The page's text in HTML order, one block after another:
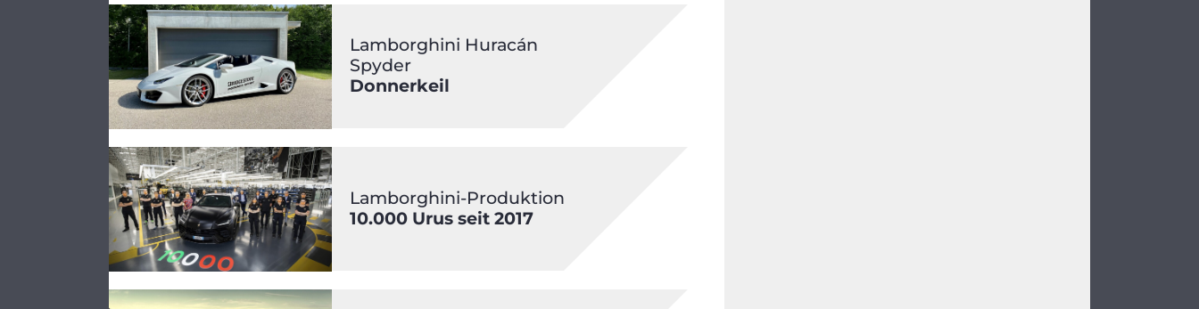
Lamborghini Huracán
Spyder
Donnerkeil
Lamborghini-Produktion
10.000 Urus seit 2017